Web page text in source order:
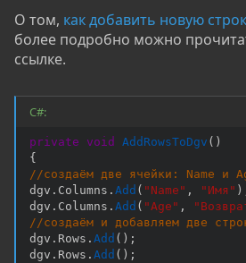
О том, как добавить новую
более подробно можно
ссылке.
C#:
private void AddRowsToDgv ( )
{
//создаём две ячейки: Name и
dgv . Columns . Add ( "Name" , "Имя" )
dgv . Columns . Add ( "Age" ,
//создаём и добавляем две
dgv . Rows . Add ( ) ;
dgv . Rows . Add ( ) ;